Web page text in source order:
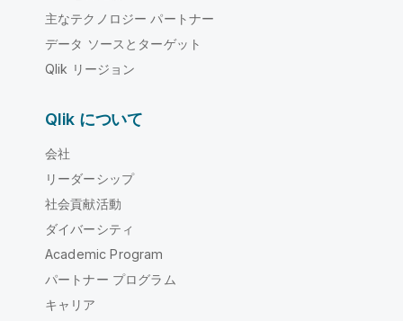
主なテクノロジー パートナー
データ ソースとターゲット
Qlik リージョン
Qlik について
会社
リーダーシップ
社会貢献活動
ダイバーシティ
Academic Program
パートナー プログラム
キャリア